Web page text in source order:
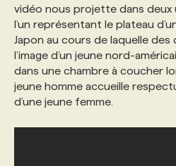
vidéo nous projette dans deux
l’un représentant le plateau
Japon au cours de laquelle des
l’image d’un jeune nord-
dans une chambre à coucher
jeune homme accueille
d’une jeune femme.